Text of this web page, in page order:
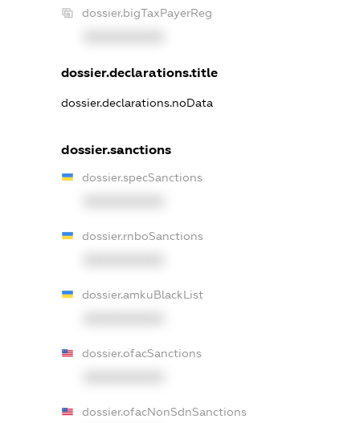
dossier.bigTaxPayerReg
dossier.declarations.title
dossier.declarations.noData
dossier.sanctions
dossier.specSanctions
dossier.rnboSanctions
dossier.amkuBlackList
dossier.ofacSanctions
dossier.ofacNonSdnSanctions